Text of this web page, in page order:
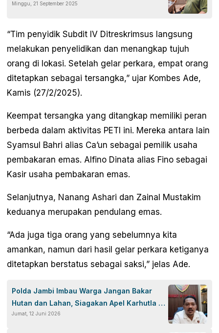
Daerah Cukup Dinas Terkait
Minggu, 21 September 2025
“Tim penyidik Subdit IV Ditreskrimsus langsung
melakukan penyelidikan dan menangkap tujuh
orang di lokasi. Setelah gelar perkara, empat orang
ditetapkan sebagai tersangka,” ujar Kombes Ade,
Kamis (27/2/2025).
Keempat tersangka yang ditangkap memiliki peran
berbeda dalam aktivitas PETI ini. Mereka antara lain
Syamsul Bahri alias Ca’un sebagai pemilik usaha
pembakaran emas. Alfino Dinata alias Fino sebagai
Kasir usaha pembakaran emas.
Selanjutnya, Nanang Ashari dan Zainal Mustakim
keduanya merupakan pendulang emas.
“Ada juga tiga orang yang sebelumnya kita
amankan, namun dari hasil gelar perkara ketiganya
ditetapkan berstatus sebagai saksi,” jelas Ade.
Polda Jambi Imbau Warga Jangan Bakar
Hutan dan Lahan, Siagakan Apel Karhutla &
Teknologi Pantau Hotspot
Jumat, 12 Juni 2026